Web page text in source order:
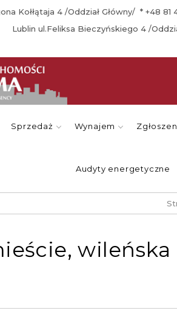
Kołłątaja 4 /Oddział Główny/ * +48
Lublin ul.Feliksa Bieczyńskiego 4 /
Sprzedaż Wynajem
Audyty energetyczne
wileńska